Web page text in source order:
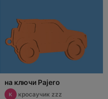
на ключи Pajero
кросаучик zzz